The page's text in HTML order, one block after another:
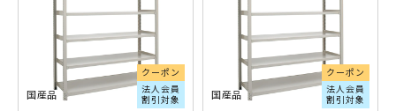
クーポン
法人会員
割引対象
国産品
クーポン
法人会員
割引対象
国産品